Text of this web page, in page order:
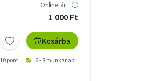
Online ár:
1 000 Ft
Kosárba
10 pont 6 - 8 munkanap